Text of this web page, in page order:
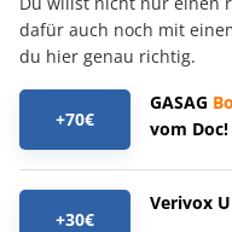
dafür auch noch mit
du hier genau richtig.
+70€
GASAG
vom Doc!
+30€
Verivox